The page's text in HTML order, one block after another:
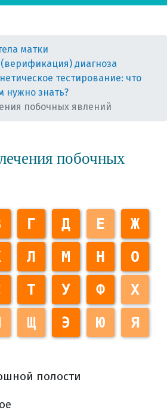
матки
диагноза
тестирование: что
нужно знать?
побочных явлений
побочных
Г Д Е
Ж
Л М Н
О
Т У Ф
Х
Щ Э Ю Я
полости